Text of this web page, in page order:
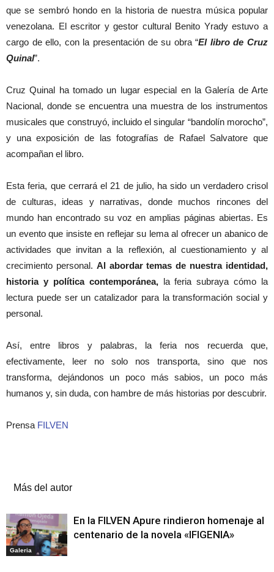
que se sembró hondo en la historia de nuestra música popular
venezolana. El escritor y gestor cultural Benito Yrady estuvo a
cargo de ello, con la presentación de su obra “El libro de Cruz
Quinal”.
Cruz Quinal ha tomado un lugar especial en la Galería de Arte
Nacional, donde se encuentra una muestra de los instrumentos
musicales que construyó, incluido el singular “bandolín morocho”,
y una exposición de las fotografías de Rafael Salvatore que
acompañan el libro.
Esta feria, que cerrará el 21 de julio, ha sido un verdadero crisol
de culturas, ideas y narrativas, donde muchos rincones del
mundo han encontrado su voz en amplias páginas abiertas. Es
un evento que insiste en reflejar su lema al ofrecer un abanico de
actividades que invitan a la reflexión, al cuestionamiento y al
crecimiento personal. Al abordar temas de nuestra identidad,
historia y política contemporánea,la feria subraya cómo la
lectura puede ser un catalizador para la transformación social y
personal.
Así, entre libros y palabras, la feria nos recuerda que,
efectivamente, leer no solo nos transporta, sino que nos
transforma, dejándonos un poco más sabios, un poco más
humanos y, sin duda, con hambre de más historias por descubrir.
Prensa FILVEN
Más del autor
Galeria
En la FILVEN Apure rindieron homenaje al
centenario de la novela «IFIGENIA»